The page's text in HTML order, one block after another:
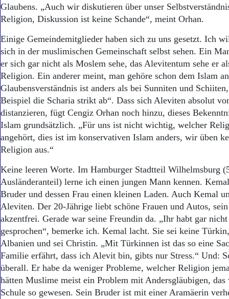
Glaubens. „Auch wir diskutieren über unser
Religion, Diskussion ist keine Schande“, meint Orhan.
Einige Gemeindemitglieder haben sich zu uns gesetzt. Ich
sich in der muslimischen Gemeinschaft selbst sehen. Ein
er sich gar nicht als Moslem sehe, das Alevitentum sehe er
Religion. Ein anderer meint, man gehöre schon dem Islam
Glaubensverständnis ist anders als bei Sunniten und
Beispiel die Scharia strikt ab“. Dass sich Aleviten absolut
distanzieren, fügt Cengiz Orhan noch hinzu, dieses
Islam grundsätzlich. „Für uns ist nicht wichtig, welcher
angehört, dies ist im konservativen Islam anders, wir üben
Religion aus.“
Keine leeren Worte. Im Hamburger Stadtteil Wilhelmsburg
Ausländeranteil) lerne ich einen jungen Mann kennen.
Bruder und dessen Frau einen kleinen Laden. Auch Kemal
Aleviten. Der 20-Jährige liebt schöne Frauen und Autos,
akzentfrei. Gerade war seine Freundin da. „Ihr habt gar
gesprochen“, bemerke ich. Kemal lacht. Sie sei keine
Albanien und sei Christin. „Mit Türkinnen ist das so eine
Familie erfährt, dass ich Alevit bin, gibts nur Stress.“ Und:
überall. Er habe da weniger Probleme, welcher Religion
hätten Muslime meist ein Problem mit Andersgläubigen, das
Schule so gewesen. Sein Bruder ist mit einer Aramäerin